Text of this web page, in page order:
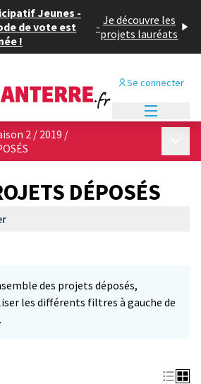
Jeunes -
de vote est
!
- Je découvre les
projets lauréats
Se connecter
2 / 2019 /
DÉPOSÉS
des projets déposés,
les différents filtres à gauche de